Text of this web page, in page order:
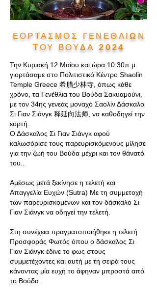
ΕΟΡΤΑΣΜΟΣ ΓΕΝΕΘΛΙΩΝ
ΤΟΥ ΒΟΥΔΑ 2024
Την Κυριακή 12 Μαίου και ώρα 10:30π.μ
γιορτάσαμε στο Πολιτιστικό Κέντρο Shaolin
Temple Greece 希腊少林寺, όπως κάθε
χρόνο, τα Γενέθλια του Βούδα Σακυαμούνι,
με τον 34ης γενεάς μοναχό Σαολίν Δάσκαλο
Σι Γιαν Σιάνγκ 释延向法师, να καθοδηγεί την
εορτή.
Ο Δάσκαλος Σι Γιαν Σιάνγκ αφού
καλωσόρισε τους παρευρισκόμενους μίλησε
για την ζωή του Βούδα μέχρι και τον θάνατό
του..
Αμέσως μετά ξεκίνησε η τελετή και
Απαγγελία Ευχών (Sutra) Με τη συμμετοχή
των παρευρισκομένων και τον δάσκαλο Σι
Γιαν Σιάνγκ να οδηγεί την τελετή.
Στη συνέχεια πραγματοποιήθηκε η τελετή
Προσφοράς Φωτός όπου ο δάσκαλος Σι
Γιαν Σιάνγκ έδινε το φως στους
συμμετέχοντες και αυτή με τη σειρά τους
κάνοντας μία ευχή το άφηναν μπροστά από
το Βούδα.